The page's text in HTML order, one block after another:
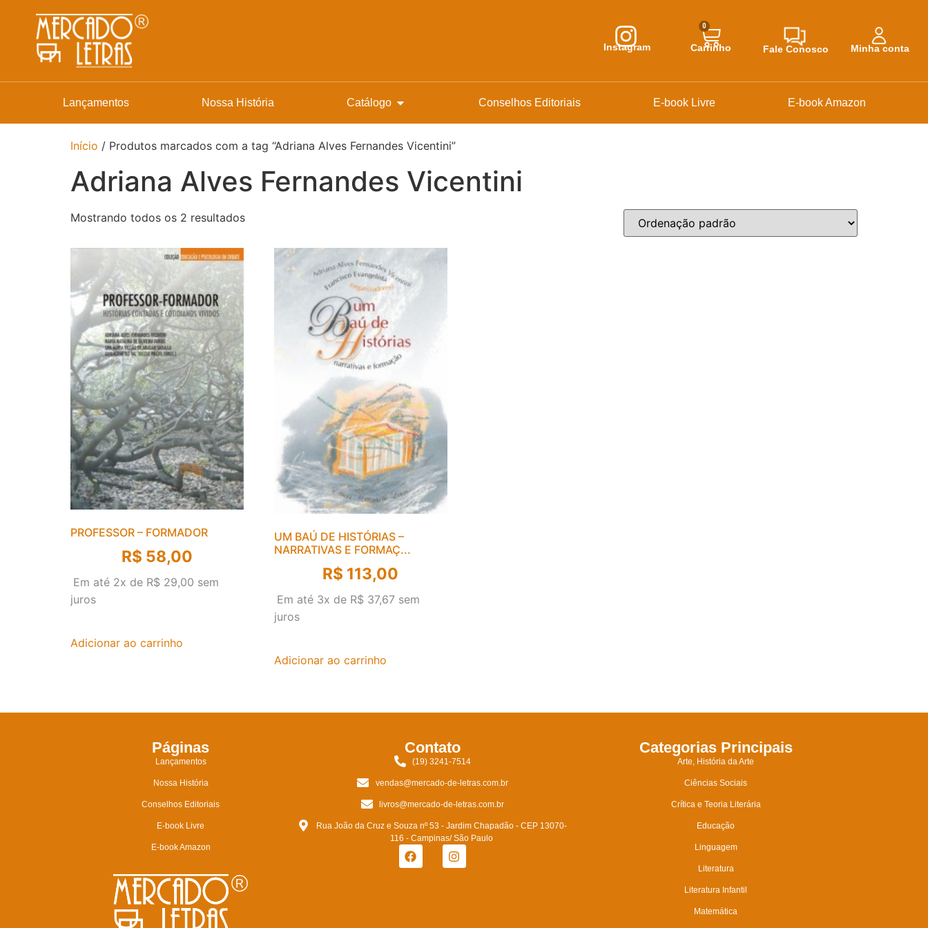
Instagram
0
Carrinho Fale Conosco Minha conta
Lançamentos Nossa História Catálogo Conselhos Editoriais E-book Livre E-book Amazon
Início / Produtos marcados com a tag “Adriana Alves Fernandes Vicentini”
Adriana Alves Fernandes Vicentini
Mostrando todos os 2 resultados
PROFESSOR – FORMADOR
R$ 58,00
Em até 2x de R$ 29,00 sem
juros
Adicionar ao carrinho
UM BAÚ DE HISTÓRIAS –
NARRATIVAS E FORMAÇ...
R$ 113,00
Em até 3x de R$ 37,67sem
juros
Adicionar ao carrinho
Páginas
Lançamentos
Nossa História
Conselhos Editoriais
E-book Livre
E-book Amazon
Contato
(19) 3241-7514
vendas@mercado-de-letras.com.br
livros@mercado-de-letras.com.br
Rua João da Cruz e Souza nº 53 - Jardim Chapadão - CEP 13070-
116 - Campinas/ São Paulo
Categorias Principais
Arte, História da Arte
Ciências Sociais
Crítica e Teoria Literária
Educação
Linguagem
Literatura
Literatura Infantil
Matemática